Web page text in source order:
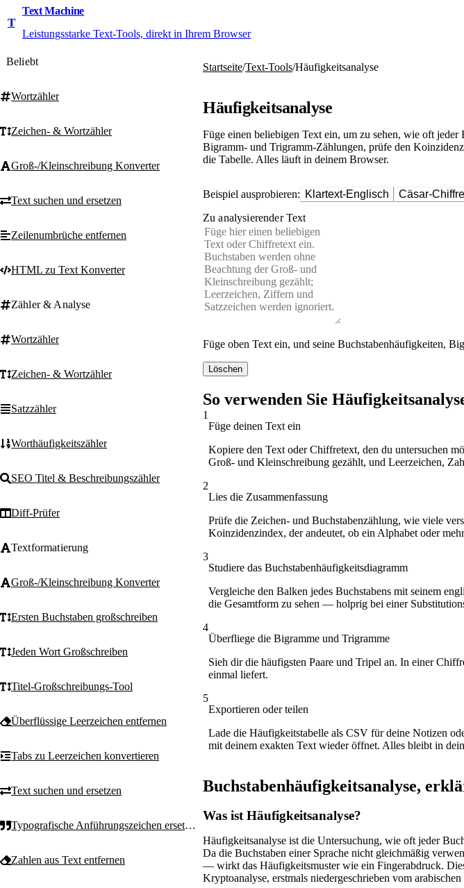
T
Text Machine
Leistungsstarke Text-Tools, direkt in Ihrem Browser
Beliebt
Wortzähler
Zeichen- & Wortzähler
Groß-/Kleinschreibung Konverter
Text suchen und ersetzen
Zeilenumbrüche entfernen
HTML zu Text Konverter
Zähler & Analyse
Wortzähler
Zeichen- & Wortzähler
Satzzähler
Worthäufigkeitszähler
SEO Titel & Beschreibungszähler
Diff-Prüfer
Textformatierung
Groß-/Kleinschreibung Konverter
Ersten Buchstaben großschreiben
Jeden Wort Großschreiben
Titel-Großschreibungs-Tool
Überflüssige Leerzeichen entfernen
Tabs zu Leerzeichen konvertieren
Text suchen und ersetzen
Typografische Anführungszeichen ersetzen
Zahlen aus Text entfernen
Startseite/Text-Tools/Häufigkeitsanalyse
Häufigkeitsanalyse
Füge einen beliebigen Text ein, um zu sehen, wie oft
Bigramm- und Trigramm-Zählungen, prüfe den
die Tabelle. Alles läuft in deinem Browser.
Beispiel ausprobieren: Klartext-Englisch Cäsar-Chiffre
Zu analysierender Text
Füge oben Text ein, und seine Buchstabenhäufigkeiten,
Löschen
So verwenden Sie
1
Füge deinen Text ein
Kopiere den Text oder Chiffretext, den du untersuchen
Groß- und Kleinschreibung gezählt, und Leerzeichen,
2
Lies die Zusammenfassung
Prüfe die Zeichen- und Buchstabenzählung, wie viele
Koinzidenzindex, der andeutet, ob ein Alphabet oder
3
Studiere das Buchstabenhäufigkeitsdiagramm
Vergleiche den Balken jedes Buchstabens mit seinem
die Gesamtform zu sehen — holprig bei einer
4
Überfliege die Bigramme und Trigramme
Sieh dir die häufigsten Paare und Tripel an. In einer
einmal liefert.
5
Exportieren oder teilen
Lade die Häufigkeitstabelle als CSV für deine Notizen
mit deinem exakten Text wieder öffnet. Alles bleibt in
Buchstabenhäufigkeitsanalyse,
Was ist Häufigkeitsanalyse?
Häufigkeitsanalyse ist die Untersuchung, wie oft jeder
Da die Buchstaben einer Sprache nicht gleichmäßig
— wirkt das Häufigkeitsmuster wie ein Fingerabdruck.
Kryptoanalyse, erstmals niedergeschrieben vom